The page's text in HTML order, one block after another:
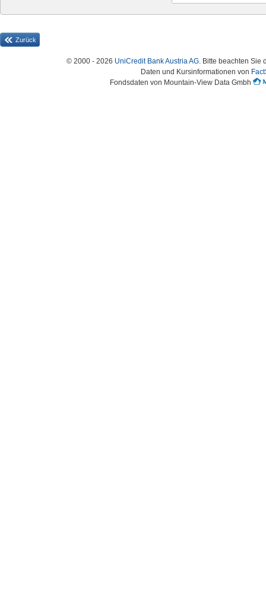
Zurück
© 2000 - 2026 UniCredit Bank Austria AG. Bitte beachten Sie
Daten und Kursinformationen von
Fondsdaten von Mountain-View Data Gmbh